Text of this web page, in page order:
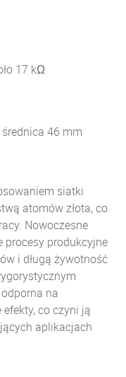
17 kΩ
46 mm
siatki
atomów złota, co
Nowoczesne
procesy produkcyjne
i długą żywotność
na
co czyni ją
aplikacjach